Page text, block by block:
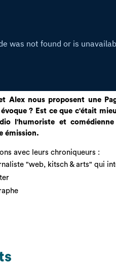
Alex nous proposent une
? Est ce que c'était
l'humoriste et
émission.
avec leurs chroniqueurs :
"web, kitsch & arts" qui